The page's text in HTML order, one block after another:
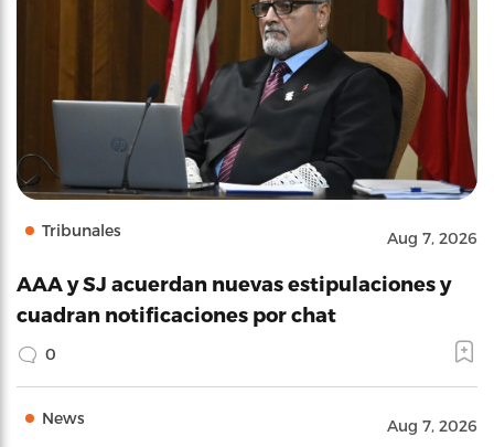
Tribunales Aug 7, 2026
AAA y SJ acuerdan nuevas estipulaciones y
cuadran notificaciones por chat
0
News Aug 7, 2026